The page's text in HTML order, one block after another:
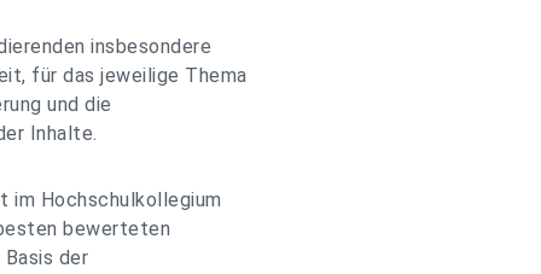
insbesondere
für das jeweilige Thema
und die
Inhalte.
im Hochschulkollegium
bewerteten
der